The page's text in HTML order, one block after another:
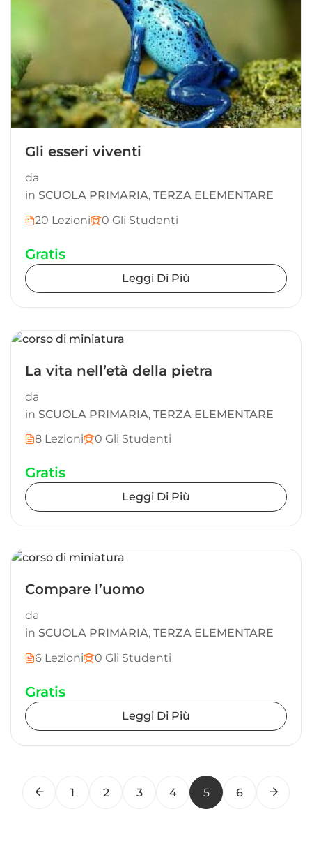
Gli esseri viventi
da
in SCUOLA PRIMARIA, TERZA ELEMENTARE
20 Lezioni
0 Gli Studenti
Gratis
Leggi Di Più
La vita nell’età della pietra
da
in SCUOLA PRIMARIA, TERZA ELEMENTARE
8 Lezioni
0 Gli Studenti
Gratis
Leggi Di Più
Compare l’uomo
da
in SCUOLA PRIMARIA, TERZA ELEMENTARE
6 Lezioni
0 Gli Studenti
Gratis
Leggi Di Più
1 2 3 4 5 6